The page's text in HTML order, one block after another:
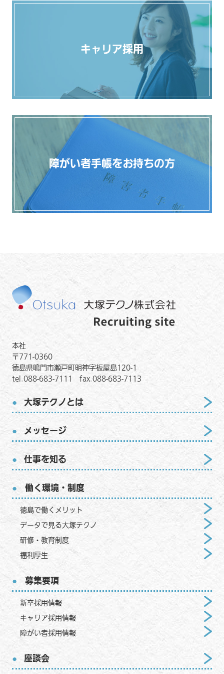
キャリア採用
障がい者手帳をお持ちの方
本社
〒771-0360
徳島県鳴門市瀬戸町明神字板屋島120-1
tel.088-683-7111 fax.088-683-7113
大塚テクノとは
メッセージ
仕事を知る
働く環境・制度
徳島で働くメリット
データで見る大塚テクノ
研修・教育制度
福利厚生
募集要項
新卒採用情報
キャリア採用情報
障がい者採用情報
座談会